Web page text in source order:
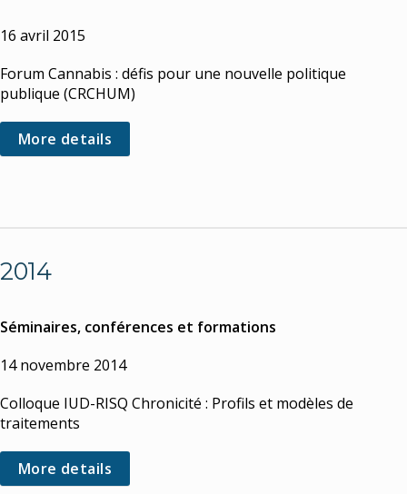
16 avril 2015
Forum Cannabis : défis pour une nouvelle politique
publique (CRCHUM)
More details
2014
Séminaires, conférences et formations
14 novembre 2014
Colloque IUD-RISQ Chronicité : Profils et modèles de
traitements
More details